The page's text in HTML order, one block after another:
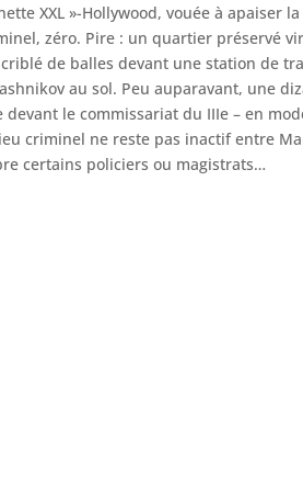
XXL »-Hollywood, vouée à apaiser
zéro. Pire : un quartier préservé
de balles devant une station de
au sol. Peu auparavant, une
le commissariat du IIIe – en
criminel ne reste pas inactif entre
certains policiers ou magistrats…